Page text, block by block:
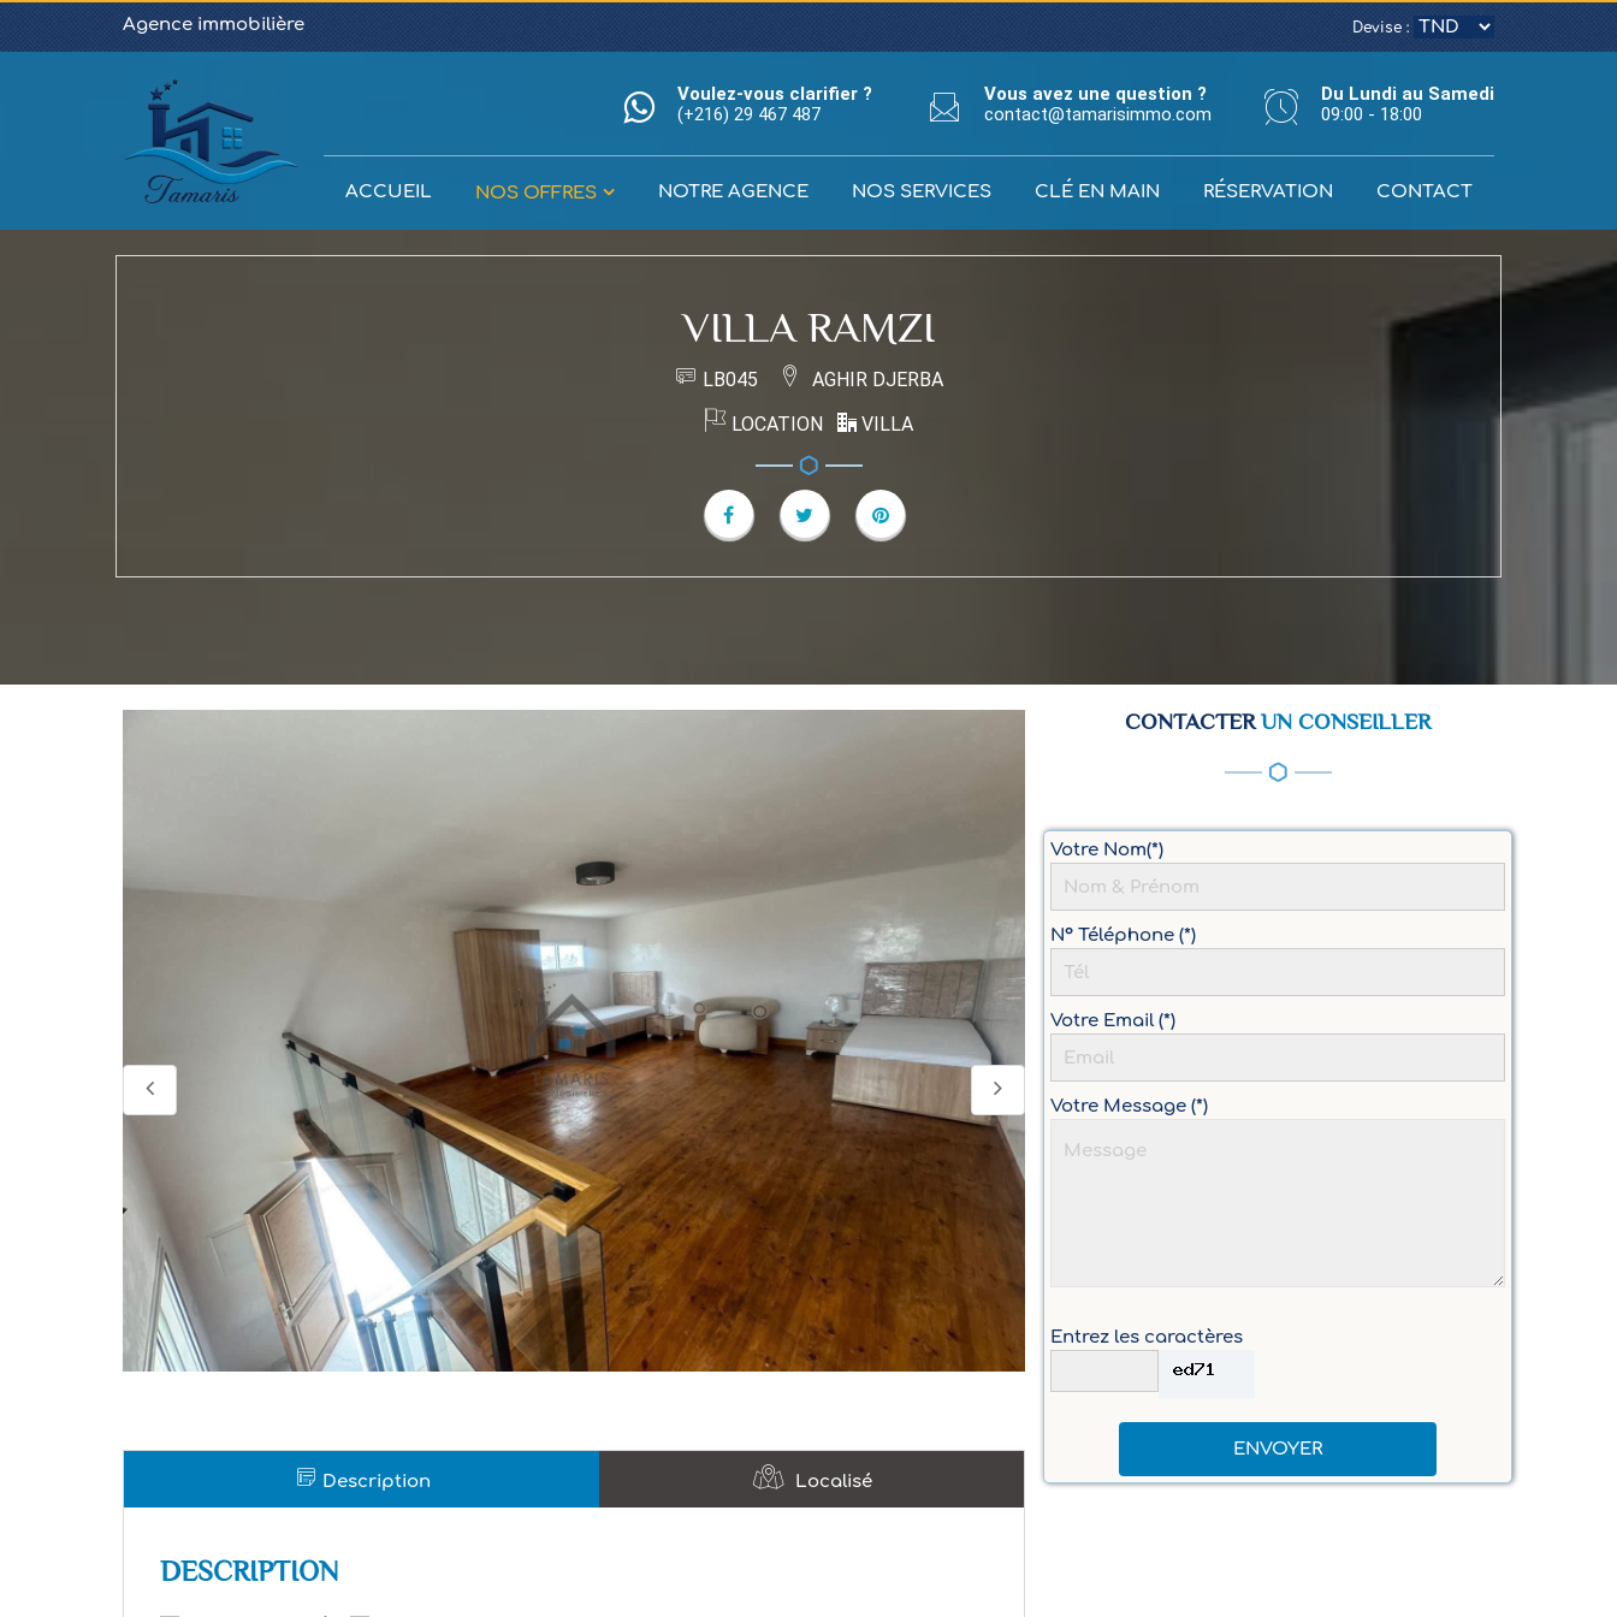
Agence immobilière Devise :
Voulez-vous clarifier ?
(+216) 29 467 487
Vous avez une question ?
contact@tamarisimmo.com
Du Lundi au Samedi
09:00 - 18:00
ACCUEIL NOS OFFRES NOTRE AGENCE NOS SERVICES CLÉ EN MAIN RÉSERVATION CONTACT
VILLA RAMZI
LB045
AGHIR DJERBA
LOCATION
VILLA
Description Localisé
DESCRIPTION
CONTACTERUN CONSEILLER
Votre Nom(*)
N° Téléphone (*)
Votre Email (*)
Votre Message (*)
Entrez les caractères